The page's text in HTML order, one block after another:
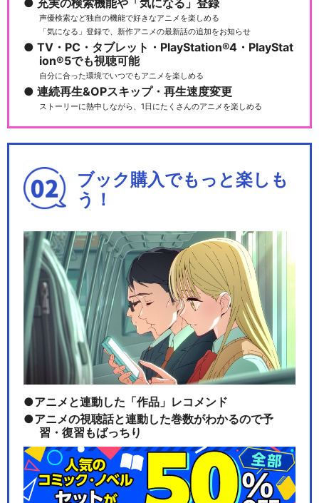
劇「ハイキュー!!」…
人形アニメ「ハイキュー!!」
劇場版ハイキュー!! ゴミ捨て
場の決戦
劇団「ハイキュー!!」旗揚げ
公演
閉じる
充実の検索機能や「気になる」登録
声優検索など独自の機能で好きなアニメを楽しめる
「気になる」登録で、新作アニメの最新話の追加をお知らせ
TV・PC・タブレット・PlayStation®4・PlayStat
ion®5でも視聴可能
自分に合った環境でいつでもアニメを楽しめる
連続再生&OPスキップ・再生速度変更
ストーリーに熱中しながら、1日にたくさんのアニメを楽しめる
ブック購入でもっと楽しも
う！
アニメと連動した「作品」レコメンド
アニメの視聴話と連動した巻数がわかるので予
習・復習もばっちり